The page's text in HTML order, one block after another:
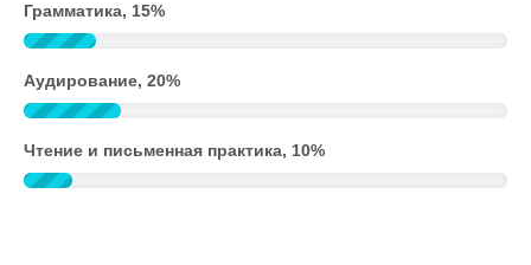
Грамматика, 15%
Аудирование, 20%
Чтение и письменная практика, 10%